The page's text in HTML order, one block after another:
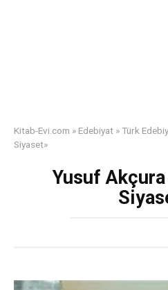
Kitab-Evi.com » Edebiyat »Türk
Siyaset»
Yusuf Akçura